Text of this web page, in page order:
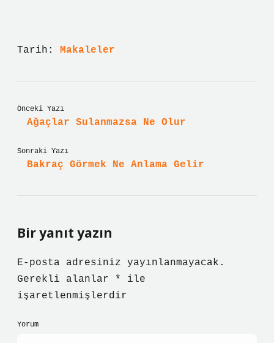
Tarih: Makaleler
Önceki Yazı
Ağaçlar Sulanmazsa Ne Olur
Sonraki Yazı
Bakraç Görmek Ne Anlama Gelir
Bir yanıt yazın
E-posta adresiniz yayınlanmayacak.
Gerekli alanlar
*
ile
işaretlenmişlerdir
Yorum